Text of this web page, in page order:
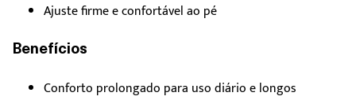
Ajuste firme e confortável ao pé
Benefícios
Conforto prolongado para uso diário e longos